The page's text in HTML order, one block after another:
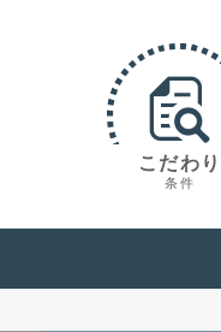
こだわり
条件